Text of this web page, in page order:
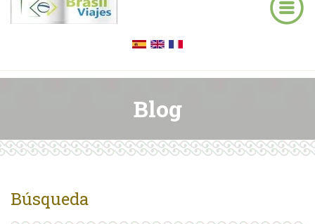
Blog
Búsqueda